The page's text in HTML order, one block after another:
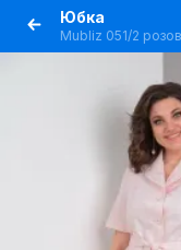
Юбка
Mubliz 051/2